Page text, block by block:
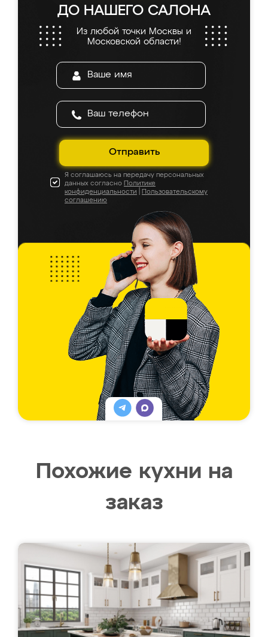
ДО НАШЕГО САЛОНА
Из любой точки Москвы и
Московской области!
Отправить
Я соглашаюсь на передачу персональных
данных согласно Политике
конфиденциальности
Пользовательскому
соглашению
Похожие кухни на
заказ